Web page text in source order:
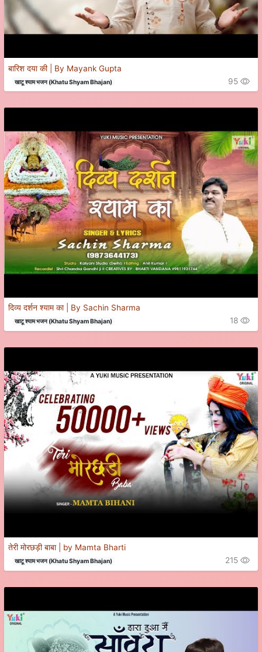
बारिश दया की | By Mayank Gupta
खाटू श्याम भजन (Khatu Shyam Bhajan) 95
दिव्य दर्शन श्याम का | By Sachin Sharma
खाटू श्याम भजन (Khatu Shyam Bhajan) 18
तेरी मोरछड़ी बाबा | by Mamta Bharti
खाटू श्याम भजन (Khatu Shyam Bhajan) 215